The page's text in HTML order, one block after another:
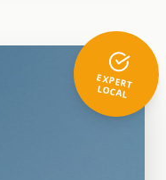
EXPERT
LOCAL